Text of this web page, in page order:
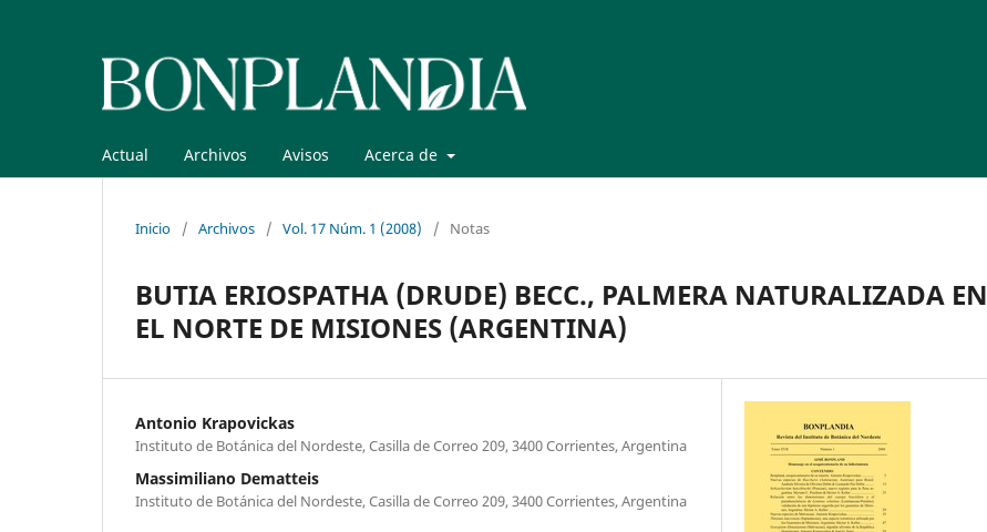
Actual Archivos Avisos Acerca de
Inicio / Archivos / Vol. 17 Núm. 1 (2008) / Notas
BUTIA ERIOSPATHA (DRUDE) BECC., PALMERA NATURALIZADA EN
EL NORTE DE MISIONES (ARGENTINA)
Antonio Krapovickas
Instituto de Botánica del Nordeste, Casilla de Correo 209, 3400 Corrientes, Argentina
Massimiliano Dematteis
Instituto de Botánica del Nordeste, Casilla de Correo 209, 3400 Corrientes, Argentina